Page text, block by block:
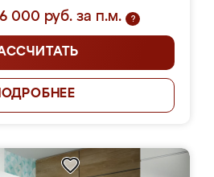
000 руб. за п.м.
?